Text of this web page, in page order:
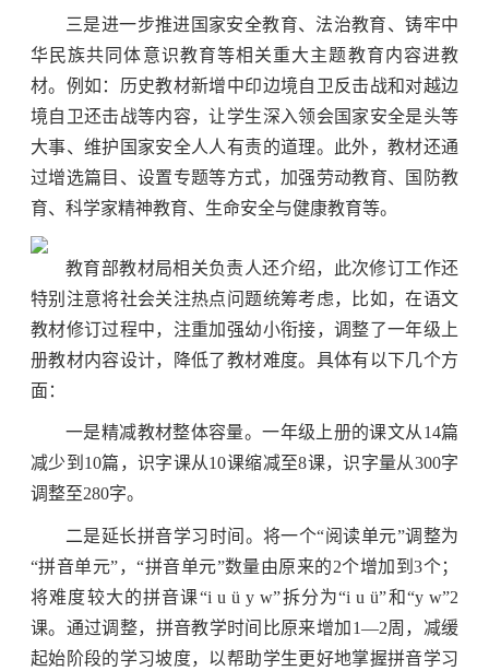
三是进一步推进国家安全教育、法治教育、铸牢中
华民族共同体意识教育等相关重大主题教育内容进教
材。例如：历史教材新增中印边境自卫反击战和对越边
境自卫还击战等内容，让学生深入领会国家安全是头等
大事、维护国家安全人人有责的道理。此外，教材还通
过增选篇目、设置专题等方式，加强劳动教育、国防教
育、科学家精神教育、生命安全与健康教育等。
教育部教材局相关负责人还介绍，此次修订工作还
特别注意将社会关注热点问题统筹考虑，比如，在语文
教材修订过程中，注重加强幼小衔接，调整了一年级上
册教材内容设计，降低了教材难度。具体有以下几个方
面：
一是精减教材整体容量。一年级上册的课文从14篇
减少到10篇，识字课从10课缩减至8课，识字量从300字
调整至280字。
二是延长拼音学习时间。将一个“阅读单元”调整为
“拼音单元”，“拼音单元”数量由原来的2个增加到3个；
将难度较大的拼音课“i u ü y w”拆分为“i u ü”和“y w”2
课。通过调整，拼音教学时间比原来增加1—2周，减缓
起始阶段的学习坡度，以帮助学生更好地掌握拼音学习